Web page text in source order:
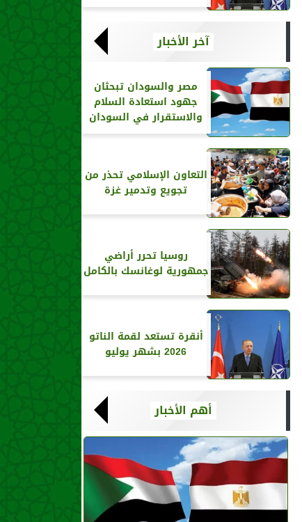
آخر الأخبار
مصر والسودان تبحثان
جهود استعادة السلام
والاستقرار في السودان
التعاون الإسلامي تحذر من
تجويع وتدمير غزة
روسيا تحرر أراضي
جمهورية لوغانسك بالكامل
أنقرة تستعد لقمة الناتو
2026 بشهر يوليو
أهم الأخبار